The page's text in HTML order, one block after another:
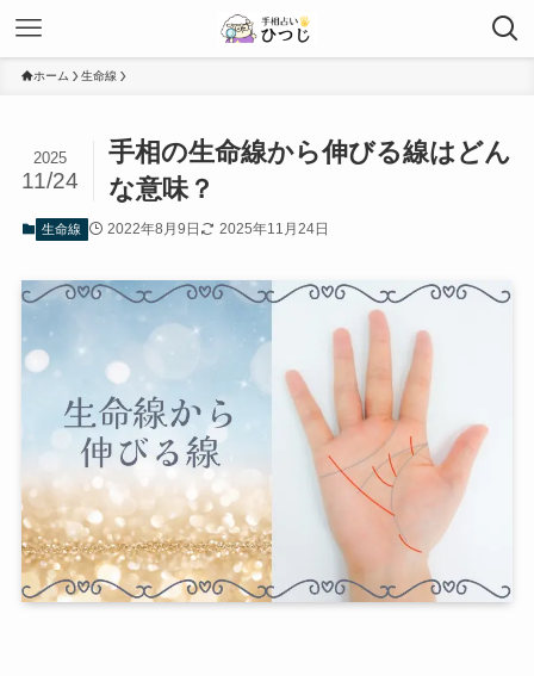
ホーム 生命線
手相の生命線から伸びる線はどん
な意味？
2025
11/24
生命線 2022年8月9日 2025年11月24日